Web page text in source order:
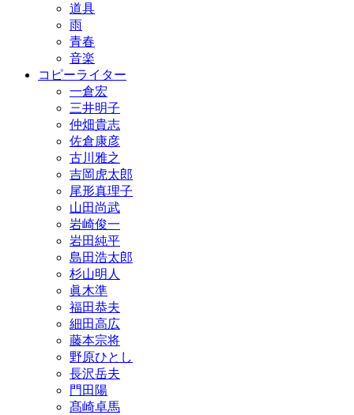
道具
雨
青春
音楽
コピーライター
一倉宏
三井明子
仲畑貴志
佐倉康彦
古川雅之
吉岡虎太郎
尾形真理子
山田尚武
岩崎俊一
岩田純平
島田浩太郎
杉山明人
眞木準
福田恭夫
細田高広
藤本宗将
野原ひとし
長沢岳夫
門田陽
髙崎卓馬